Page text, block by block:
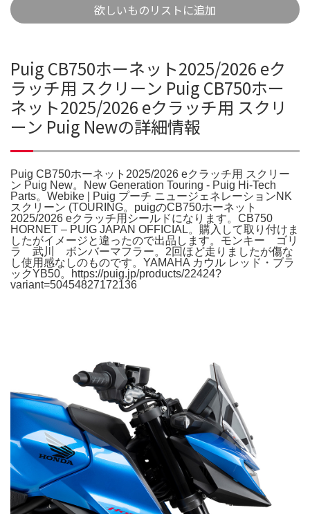
欲しいものリストに追加
Puig CB750ホーネット2025/2026 eク
ラッチ用 スクリーン Puig CB750ホー
ネット2025/2026 eクラッチ用 スクリ
ーン Puig Newの詳細情報
Puig CB750ホーネット2025/2026 eクラッチ用 スクリー
ン Puig New。New Generation Touring - Puig Hi-Tech
Parts。Webike | Puig プーチ ニュージェネレーションNK
スクリーン (TOURING。puigのCB750ホーネット
2025/2026 eクラッチ用シールドになります。CB750
HORNET – PUIG JAPAN OFFICIAL。購入して取り付けま
したがイメージと違ったので出品します。モンキー ゴリ
ラ 武川 ボンバーマフラー。2回ほど走りましたが傷な
し使用感なしのものです。YAMAHA カウル レッド・ブラ
ックYB50。https://puig.jp/products/22424?
variant=50454827172136